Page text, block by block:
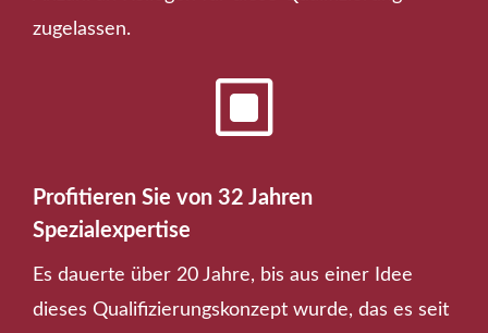
zugelassen.
W
Profitieren Sie von 32 Jahren
Spezialexpertise
Es dauerte über 20 Jahre, bis aus einer Idee
dieses Qualifizierungskonzept wurde, das es seit